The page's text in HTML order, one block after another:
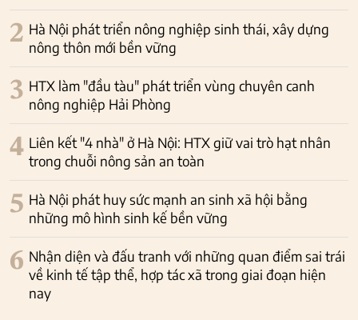
2 Hà Nội phát triển nông nghiệp sinh thái, xây dựng
nông thôn mới bền vững
3 HTX làm "đầu tàu" phát triển vùng chuyên canh
nông nghiệp Hải Phòng
4 Liên kết "4 nhà" ở Hà Nội: HTX giữ vai trò hạt nhân
trong chuỗi nông sản an toàn
5 Hà Nội phát huy sức mạnh an sinh xã hội bằng
những mô hình sinh kế bền vững
6 Nhận diện và đấu tranh với những quan điểm sai trái
về kinh tế tập thể, hợp tác xã trong giai đoạn hiện
nay